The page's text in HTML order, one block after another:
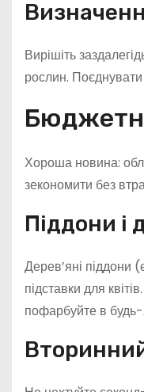
Вирішіть
рослин.
Хороша новина:
зекономити без
Піддони і
Дерев’яні піддони
підставки для
пофарбуйте в будь-